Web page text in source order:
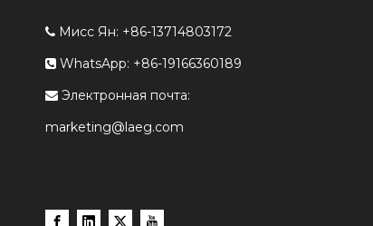
 Мисс Ян: +86-13714803172
 WhatsApp: +86-19166360189
 Электронная почта:
marketing@laeg.com